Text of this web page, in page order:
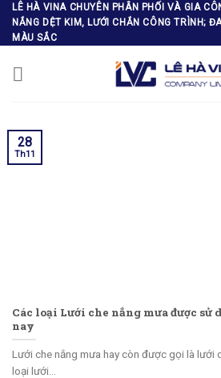
Skip
content
LÊ HÀ VINA CHUYÊN PHÂN PHỐI VÀ GIA
NẮNG DỆT KIM, LƯỚI CHẮN CÔNG TRÌNH;
MÀU SẮC
Các loại Lưới che nắng mưa được
nay
Lưới che nắng mưa hay còn được gọi là lưới
loại lưới...
28
Th11